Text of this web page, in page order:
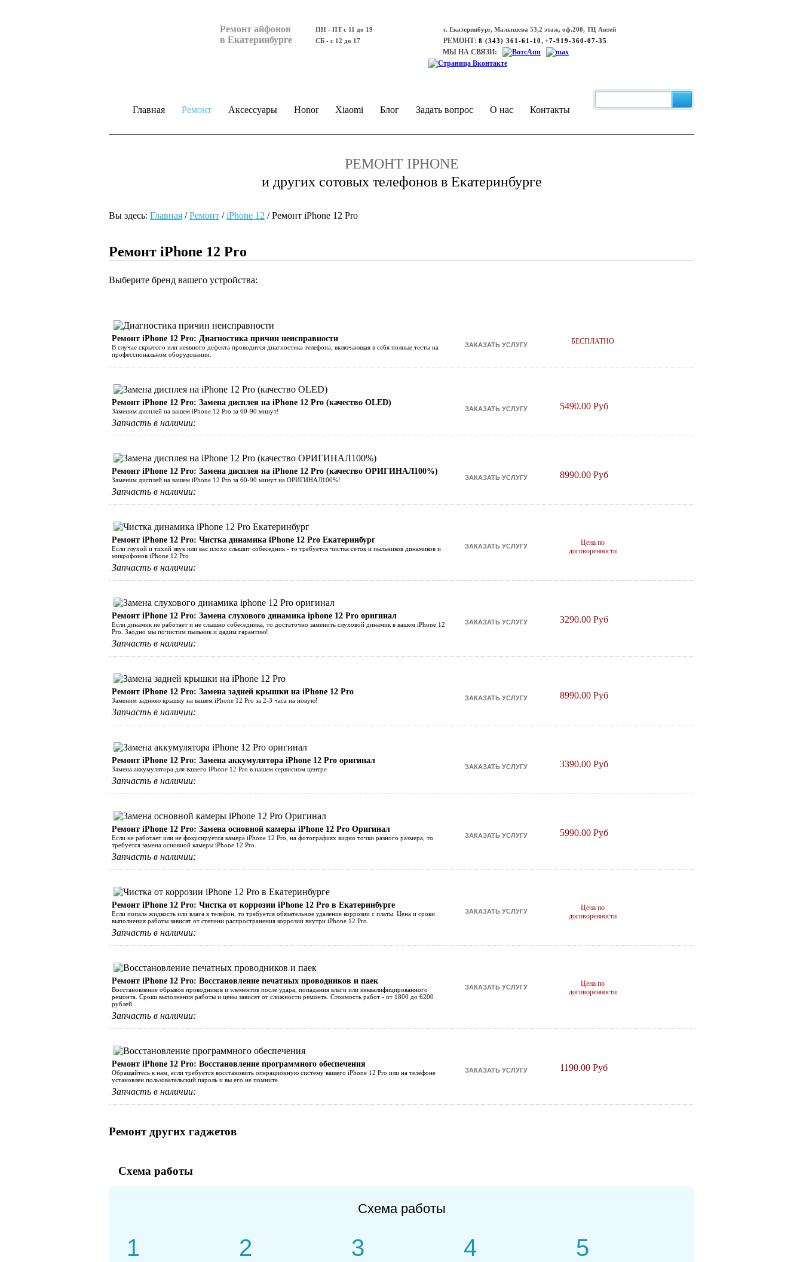
Ремонт айфонов
в Екатеринбурге
ПН - ПТ с 11 до 19
СБ - с 12 до 17
г. Екатеринбург, Малышева 53,2 этаж, оф.200, ТЦ Антей
РЕМОНТ: 8 (343) 361-61-10, +7-919-360-07-35
МЫ НА СВЯЗИ:
Главная Ремонт Аксессуары Honor Xiaomi Блог Задать вопрос О нас Контакты
РЕМОНТ IPHONE
и других сотовых телефонов в Екатеринбурге
Вы здесь: Главная /Ремонт /iPhone 12 /Ремонт iPhone 12 Pro
Ремонт iPhone 12 Pro
Выберите бренд вашего устройства:
БЕСПЛАТНО
Ремонт iPhone 12 Pro: Диагностика причин неисправности
В случае скрытого или неявного дефекта проводится диагностика телефона, включающая в себя полные тесты на
профессиональном оборудовании.
5490.00 Руб
Ремонт iPhone 12 Pro: Замена дисплея на iPhone 12 Pro (качество OLED)
Заменим дисплей на вашем iPhone 12 Pro за 60-90 минут!
Запчасть в наличии:
8990.00 Руб
Ремонт iPhone 12 Pro: Замена дисплея на iPhone 12 Pro (качество ОРИГИНАЛ100%)
Заменим дисплей на вашем iPhone 12 Pro за 60-90 минут на ОРИГИНАЛ100%!
Запчасть в наличии:
Цена по
договоренности
Ремонт iPhone 12 Pro: Чистка динамика iPhone 12 Pro Екатеринбург
Если глухой и тихий звук или вас плохо слышит собеседник - то требуется чистка сеток и пыльников динамиков и
микрофонов iPhone 12 Pro
Запчасть в наличии:
3290.00 Руб
Ремонт iPhone 12 Pro: Замена слухового динамика iphone 12 Pro оригинал
Если динамик не работает и не слышно собеседника, то достаточно заменить слуховой динамик в вашем iPhone 12
Pro. Заодно мы почистим пыльник и дадим гарантию!
Запчасть в наличии:
8990.00 Руб
Ремонт iPhone 12 Pro: Замена задней крышки на iPhone 12 Pro
Заменим заднюю крышку на вашем iPhone 12 Pro за 2-3 часа на новую!
Запчасть в наличии:
3390.00 Руб
Ремонт iPhone 12 Pro: Замена аккумулятора iPhone 12 Pro оригинал
Замена аккумулятора для вашего iPhone 12 Pro в нашем сервисном центре
Запчасть в наличии:
5990.00 Руб
Ремонт iPhone 12 Pro: Замена основной камеры iPhone 12 Pro Оригинал
Если не работает или не фокусируется камера iPhone 12 Pro, на фотографиях видно точки разного размера, то
требуется замена основной камеры iPhone 12 Pro.
Запчасть в наличии:
Цена по
договоренности
Ремонт iPhone 12 Pro: Чистка от коррозии iPhone 12 Pro в Екатеринбурге
Если попала жидкость или влага в телефон, то требуется обязательное удаление коррозии с платы. Цена и сроки
выполнения работы зависят от степени распространения коррозии внутри iPhone 12 Pro.
Запчасть в наличии:
Цена по
договоренности
Ремонт iPhone 12 Pro: Восстановление печатных проводников и паек
Восстановление обрывов проводников и элементов после удара, попадания влаги или неквалифицированного
ремонта. Сроки выполнения работы и цены зависят от сложности ремонта. Стоимость работ - от 1800 до 6200
рублей.
Запчасть в наличии:
1190.00 Руб
Ремонт iPhone 12 Pro: Восстановление программного обеспечения
Обращайтесь к нам, если требуется восстановить операционную систему вашего iPhone 12 Pro или на телефоне
установлен пользовательский пароль и вы его не помните.
Запчасть в наличии:
Ремонт других гаджетов
Схема работы
Схема работы
1 2 3 4 5